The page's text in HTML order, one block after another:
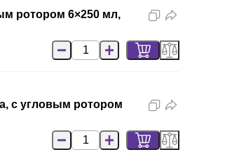
ротором 6×250 мл,
с угловым ротором